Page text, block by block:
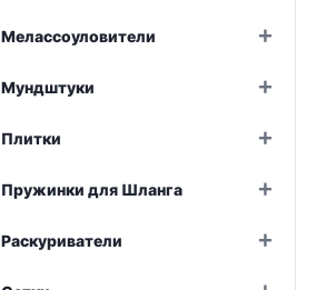
Мелассоуловители +
Мундштуки +
Плитки +
Пружинки для Шланга +
Раскуриватели +